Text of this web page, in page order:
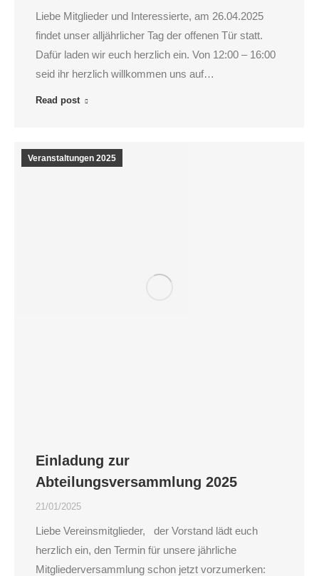
Liebe Mitglieder und Interessierte, am 26.04.2025
findet unser alljährlicher Tag der offenen Tür statt.
Dafür laden wir euch herzlich ein. Von 12:00 – 16:00
seid ihr herzlich willkommen uns auf…
Read post
Veranstaltungen 2025
Einladung zur
Abteilungsversammlung 2025
21/01/2025
Liebe Vereinsmitglieder, der Vorstand lädt euch
herzlich ein, den Termin für unsere jährliche
Mitgliederversammlung schon jetzt vorzumerken: